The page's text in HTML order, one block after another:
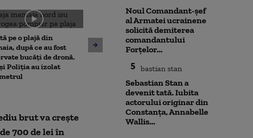
pe o plajă din
după ce au fost
bucăți de dronă.
Poliția au izolat
Amenzi pentru cei care
deranjează călătorii în
mijloacele de transport ale
STB. Pentru ce se vor da
brut va creşte
700 de lei în
Noul Comandant-șef
al Armatei ucrainene
solicită demiterea
comandantului
Forțelor...
5
Sebastian Stan a
devenit tată. Iubita
actorului originar din
Constanța, Annabelle
Wallis...